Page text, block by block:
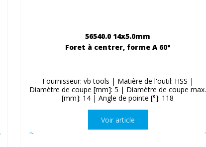
56540.0 14x5.0mm
Foret à centrer, forme A 60°
Fournisseur: vb tools | Matière de l'outil: HSS |
Diamètre de coupe [mm]: 5 | Diamètre de coupe max.
[mm]: 14 | Angle de pointe [°]: 118
Voir article